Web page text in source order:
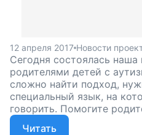
12 апреля 2017 Новости
Сегодня состоялась наша
родителями детей с
сложно найти подход,
специальный язык, на
говорить. Помогите
детей, поддержите наш
Читать